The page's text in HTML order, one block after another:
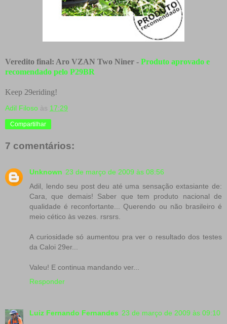
Veredito final: Aro VZAN Two Niner - Produto aprovado e
recomendado pelo P29BR
Keep 29eriding!
Adil Filoso às 17:29
Compartilhar
7 comentários:
Unknown 23 de março de 2009 às 08:56
Adil, lendo seu post deu até uma sensação extasiante de:
Cara, que demais! Saber que tem produto nacional de
qualidade é reconfortante... Querendo ou não brasileiro é
meio cético às vezes. rsrsrs.
A curiosidade só aumentou pra ver o resultado dos testes
da Caloi 29er...
Valeu! E continua mandando ver...
Responder
Luiz Fernando Fernandes 23 de março de 2009 às 09:10